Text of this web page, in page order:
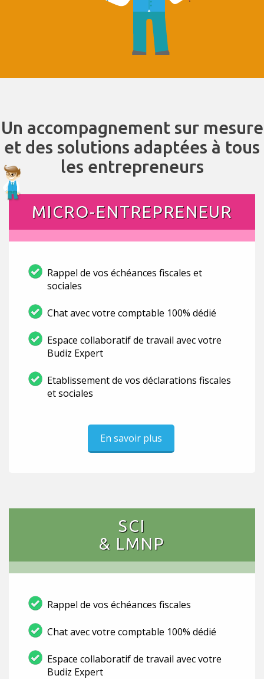
Un accompagnement sur mesure
et des solutions adaptées à tous
les entrepreneurs
MICRO-ENTREPRENEUR
Rappel de vos échéances fiscales et
sociales
Chat avec votre comptable 100% dédié
Espace collaboratif de travail avec votre
Budiz Expert
Etablissement de vos déclarations fiscales
et sociales
En savoir plus
SCI
& LMNP
Rappel de vos échéances fiscales
Chat avec votre comptable 100% dédié
Espace collaboratif de travail avec votre
Budiz Expert